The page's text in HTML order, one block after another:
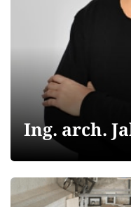
Sledujte prima+
Přihlášení
Sledujte nás
Ing. arch.